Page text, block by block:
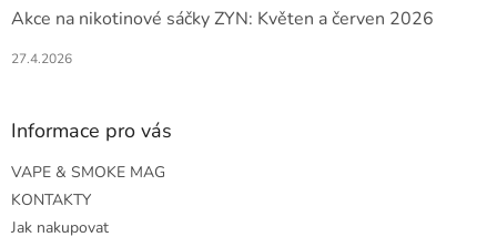
Akce na nikotinové sáčky ZYN: Květen a červen 2026
27.4.2026
Informace pro vás
VAPE & SMOKE MAG
KONTAKTY
Jak nakupovat